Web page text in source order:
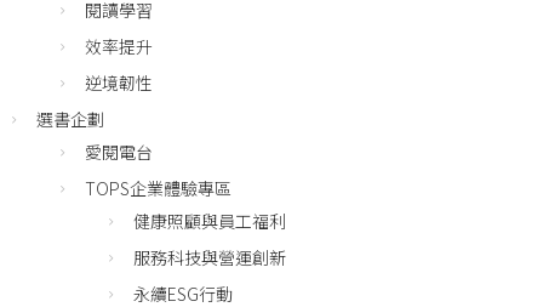
閱讀學習
效率提升
逆境韌性
選書企劃
愛閱電台
TOPS企業體驗專區
健康照顧與員工福利
服務科技與營運創新
永續ESG行動